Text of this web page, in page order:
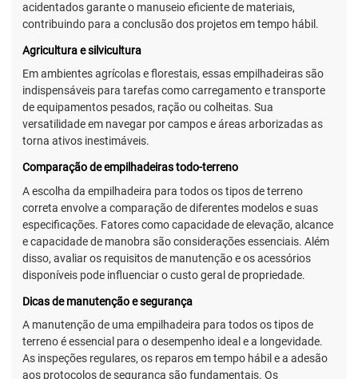
acidentados garante o manuseio eficiente de materiais,
contribuindo para a conclusão dos projetos em tempo hábil.
Agricultura e silvicultura
Em ambientes agrícolas e florestais, essas empilhadeiras são
indispensáveis para tarefas como carregamento e transporte
de equipamentos pesados, ração ou colheitas. Sua
versatilidade em navegar por campos e áreas arborizadas as
torna ativos inestimáveis.
Comparação de empilhadeiras todo-terreno
A escolha da empilhadeira para todos os tipos de terreno
correta envolve a comparação de diferentes modelos e suas
especificações. Fatores como capacidade de elevação, alcance
e capacidade de manobra são considerações essenciais. Além
disso, avaliar os requisitos de manutenção e os acessórios
disponíveis pode influenciar o custo geral de propriedade.
Dicas de manutenção e segurança
A manutenção de uma empilhadeira para todos os tipos de
terreno é essencial para o desempenho ideal e a longevidade.
As inspeções regulares, os reparos em tempo hábil e a adesão
aos protocolos de segurança são fundamentais. Os